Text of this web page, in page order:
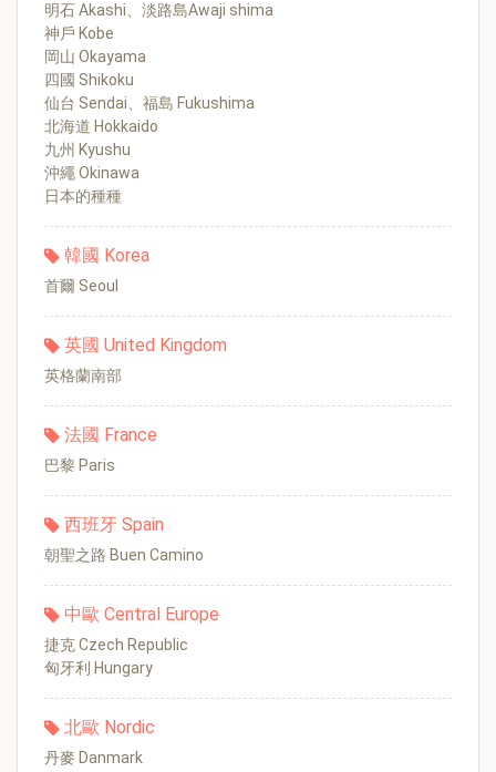
明石 Akashi、淡路島Awaji shima
神戶 Kobe
岡山 Okayama
四國 Shikoku
仙台 Sendai、福島 Fukushima
北海道 Hokkaido
九州 Kyushu
沖繩 Okinawa
日本的種種
韓國 Korea
首爾 Seoul
英國 United Kingdom
英格蘭南部
法國 France
巴黎 Paris
西班牙 Spain
朝聖之路 Buen Camino
中歐 Central Europe
捷克 Czech Republic
匈牙利 Hungary
北歐 Nordic
丹麥 Danmark